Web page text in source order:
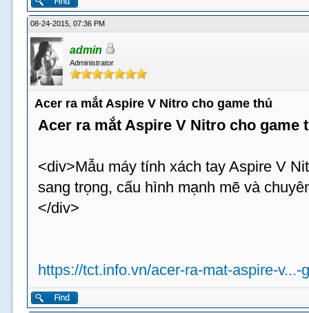
08-24-2015, 07:36 PM
admin
Administrator
Acer ra mắt Aspire V Nitro cho game thủ
Acer ra mắt Aspire V Nitro cho game
<div>Mẫu máy tính xách tay Aspire V
sang trọng, cấu hình mạnh mẽ và
</div>
https://tct.info.vn/acer-ra-mat-aspire-v...-